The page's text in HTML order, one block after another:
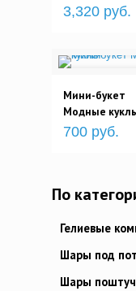
3,320 руб.
Мини-букет
Модные
700 руб.
По
Гелиевые
Шары под
Шары